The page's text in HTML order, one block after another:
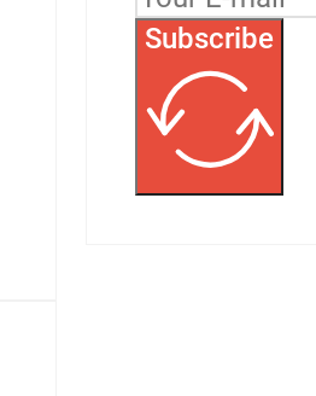
Subscribe